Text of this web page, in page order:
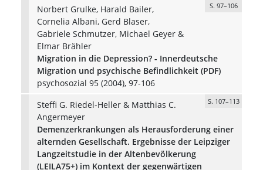
Norbert Grulke, Harald Bailer,
Cornelia Albani, Gerd Blaser,
Gabriele Schmutzer, Michael Geyer &
Elmar Brähler
S. 97–106
Migration in die Depression? - Innerdeutsche
Migration und psychische Befindlichkeit (PDF)
psychosozial 95 (2004), 97-106
Steffi G. Riedel-Heller & Matthias C.
Angermeyer
S. 107–113
Demenzerkrankungen als Herausforderung einer
alternden Gesellschaft. Ergebnisse der Leipziger
Langzeitstudie in der Altenbevölkerung
(LEILA75+) im Kontext der gegenwärtigen